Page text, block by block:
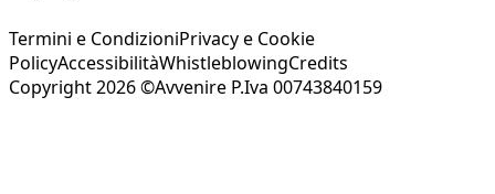
Termini e CondizioniPrivacy e Cookie
PolicyAccessibilitàWhistleblowingCredits
Copyright 2026 ©Avvenire P.Iva 00743840159